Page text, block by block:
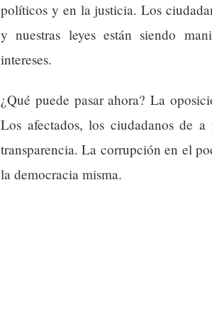
políticos y en la justicia. Los
y nuestras leyes están siendo
intereses.
¿Qué puede pasar ahora? La
Los afectados, los ciudadanos de
transparencia. La corrupción en el
la democracia misma.